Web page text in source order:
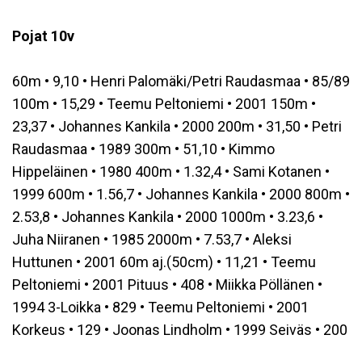
Pojat 10v
60m • 9,10 • Henri Palomäki/Petri Raudasmaa • 85/89
100m • 15,29 • Teemu Peltoniemi • 2001 150m •
23,37 • Johannes Kankila • 2000 200m • 31,50 • Petri
Raudasmaa • 1989 300m • 51,10 • Kimmo
Hippeläinen • 1980 400m • 1.32,4 • Sami Kotanen •
1999 600m • 1.56,7 • Johannes Kankila • 2000 800m •
2.53,8 • Johannes Kankila • 2000 1000m • 3.23,6 •
Juha Niiranen • 1985 2000m • 7.53,7 • Aleksi
Huttunen • 2001 60m aj.(50cm) • 11,21 • Teemu
Peltoniemi • 2001 Pituus • 408 • Miikka Pöllänen •
1994 3-Loikka • 829 • Teemu Peltoniemi • 2001
Korkeus • 129 • Joonas Lindholm • 1999 Seiväs • 200